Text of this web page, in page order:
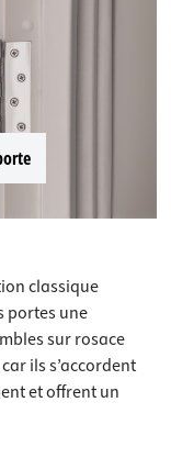
classique
portes une
sur rosace
ils s’accordent